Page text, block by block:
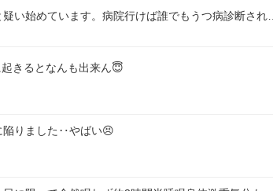
い始めています。病院行けば誰でもうつ病診断され…
きるとなんも出来ん😇
陥りました‥やばい😣